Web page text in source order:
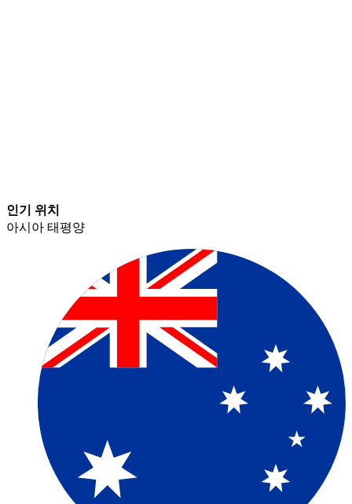
인기 위치​​
아시아 태평양​​